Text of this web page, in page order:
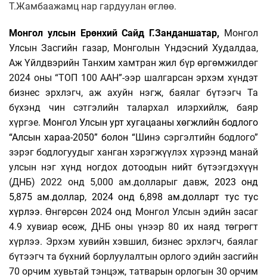
Т.Жамбаажамц нар гардуулан өглөө.
Монгол улсын Ерөнхий Сайд Г.Занданшатар, Монгол
Улсын Засгийн газар, Монголын Үндэсний Худалдаа,
Аж Үйлдвэрийн Танхим хамтран жил бүр өргөмжилдөг
2024 оны “ТОП 100 ААН”-ээр шалгарсан эрхэм хүндэт
бизнес эрхлэгч, аж ахуйн нэгж, баялаг бүтээгч Та
бүхэнд чин сэтгэлийн талархал илэрхийлж, баяр
хүргэе. Монгол Улсын урт хугацааны хөгжлийн бодлого
“Алсын хараа-2050” болон “Шинэ сэргэлтийн бодлого”
зэрэг бодлогуудыг ханган хэрэгжүүлэх хүрээнд манай
улсын нэг хүнд ногдох дотоодын нийт бүтээгдэхүүн
(ДНБ) 2022 онд 5,000 ам.долларыг давж, 2023 онд
5,875 ам.доллар, 2024 онд 6,898 ам.долларт тус тус
хүрлээ.Өнгөрсөн 2024 онд Монгол Улсын эдийн засаг
4.9 хувиар өсөж, ДНБ оны үнээр 80 их наяд төгрөгт
хүрлээ. Эрхэм хувийн хэвшил, бизнес эрхлэгч, баялаг
бүтээгч та бүхний борлуулалтын орлого эдийн засгийн
70 орчим хувьтай тэнцэж, татварын орлогын 30 орчим